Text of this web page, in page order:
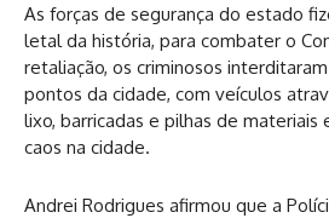
As forças de segurança do estado
letal da história, para combater o
retaliação, os criminosos
pontos da cidade, com veículos
lixo, barricadas e pilhas de materiais
caos na cidade.
Andrei Rodrigues afirmou que a